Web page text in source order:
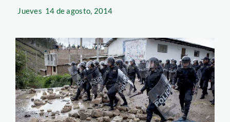
Jueves 14 de agosto, 2014